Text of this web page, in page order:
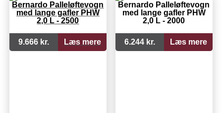
Bernardo Palleløftevogn
med lange gafler PHW
2,0 L - 2500
9.666 kr. Læs mere
Bernardo Palleløftevogn
med lange gafler PHW
2,0 L - 2000
6.244 kr. Læs mere